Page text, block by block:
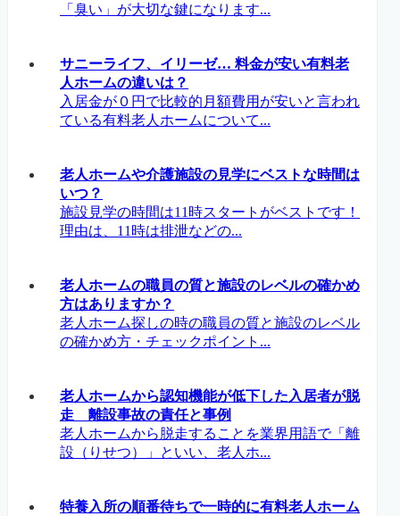
「臭い」が大切な鍵になります...
サニーライフ、イリーゼ… 料金が安い有料老
人ホームの違いは？
入居金が０円で比較的月額費用が安いと言われ
ている有料老人ホームについて...
老人ホームや介護施設の見学にベストな時間は
いつ？
施設見学の時間は11時スタートがベストです！
理由は、11時は排泄などの...
老人ホームの職員の質と施設のレベルの確かめ
方はありますか？
老人ホーム探しの時の職員の質と施設のレベル
の確かめ方・チェックポイント...
老人ホームから認知機能が低下した入居者が脱
走 離設事故の責任と事例
老人ホームから脱走することを業界用語で「離
設（りせつ）」といい、老人ホ...
特養入所の順番待ちで一時的に有料老人ホーム